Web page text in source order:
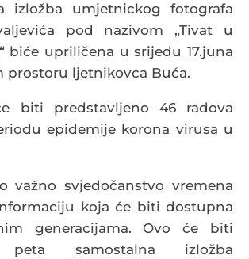
izložba umjetnickog fotografa
pod nazivom „Tivat u
biće upriličena u srijedu 17.juna
prostoru ljetnikovca Buća.
biti predstavljeno 46 radova
epidemije korona virusa u
važno svjedočanstvo vremena
koja će biti dostupna
generacijama. Ovo će biti
peta samostalna izložba